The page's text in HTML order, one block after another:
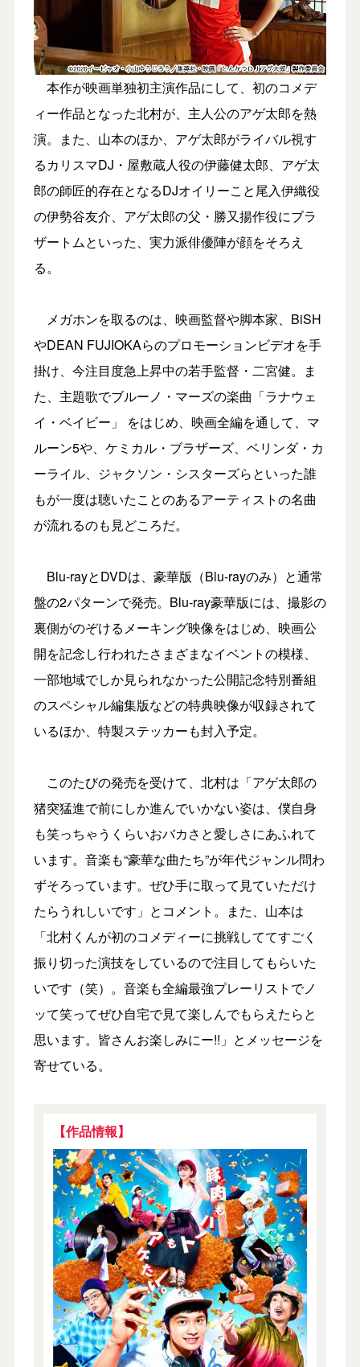
本作が映画単独初主演作品にして、初のコメデ
ィー作品となった北村が、主人公のアゲ太郎を熱
演。また、山本のほか、アゲ太郎がライバル視す
るカリスマDJ・屋敷蔵人役の伊藤健太郎、アゲ太
郎の師匠的存在となるDJオイリーこと尾入伊織役
の伊勢谷友介、アゲ太郎の父・勝又揚作役にブラ
ザートムといった、実力派俳優陣が顔をそろえ
る。
メガホンを取るのは、映画監督や脚本家、BiSH
やDEAN FUJIOKAらのプロモーションビデオを手
掛け、今注目度急上昇中の若手監督・二宮健。ま
た、主題歌でブルーノ・マーズの楽曲「ラナウェ
イ・ベイビー」 をはじめ、映画全編を通して、マ
ルーン5や、ケミカル・ブラザーズ、ベリンダ・カ
ーライル、ジャクソン・シスターズらといった誰
もが一度は聴いたことのあるアーティストの名曲
が流れるのも見どころだ。
Blu-rayとDVDは、豪華版（Blu-rayのみ）と通常
盤の2パターンで発売。Blu-ray豪華版には、撮影の
裏側がのぞけるメーキング映像をはじめ、映画公
開を記念し行われたさまざまなイベントの模様、
一部地域でしか見られなかった公開記念特別番組
のスペシャル編集版などの特典映像が収録されて
いるほか、特製ステッカーも封入予定。
このたびの発売を受けて、北村は「アゲ太郎の
猪突猛進で前にしか進んでいかない姿は、僕自身
も笑っちゃうくらいおバカさと愛しさにあふれて
います。音楽も“豪華な曲たち”が年代ジャンル問わ
ずそろっています。ぜひ手に取って見ていただけ
たらうれしいです」とコメント。また、山本は
「北村くんが初のコメディーに挑戦しててすごく
振り切った演技をしているので注目してもらいた
いです（笑）。音楽も全編最強プレーリストでノ
ッて笑ってぜひ自宅で見て楽しんでもらえたらと
思います。皆さんお楽しみにー!!」とメッセージを
寄せている。
【作品情報】